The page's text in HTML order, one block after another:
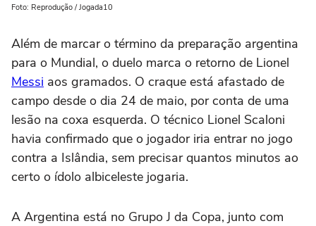
Foto: Reprodução / Jogada10
Além de marcar o término da preparação argentina
para o Mundial, o duelo marca o retorno de Lionel
Messi aos gramados. O craque está afastado de
campo desde o dia 24 de maio, por conta de uma
lesão na coxa esquerda. O técnico Lionel Scaloni
havia confirmado que o jogador iria entrar no jogo
contra a Islândia, sem precisar quantos minutos ao
certo o ídolo albiceleste jogaria.
A Argentina está no Grupo J da Copa, junto com